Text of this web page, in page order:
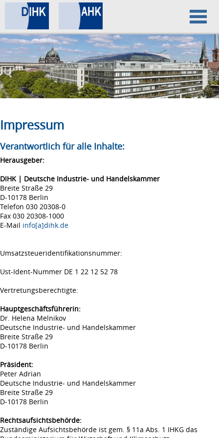
Home
Datenschutz
Impressum
Impressum
Verantwortlich für alle Inhalte:
Herausgeber:
DIHK | Deutsche Industrie- und Handelskammer
Breite Straße 29
D-10178 Berlin
Telefon 030 20308-0
Fax 030 20308-1000
E-Mail info[a]dihk.de
Umsatzsteueridentifikationsnummer:
Ust-Ident-Nummer DE 1 22 12 52 78
Vertretungsberechtigte:
Hauptgeschäftsführerin:
Dr. Helena Melnikov
Deutsche Industrie- und Handelskammer
Breite Straße 29
D-10178 Berlin
Präsident:
Peter Adrian
Deutsche Industrie- und Handelskammer
Breite Straße 29
D-10178 Berlin
Rechtsaufsichtsbehörde:
Zuständige Aufsichtsbehörde ist gem. § 11a Abs. 1 IHKG das